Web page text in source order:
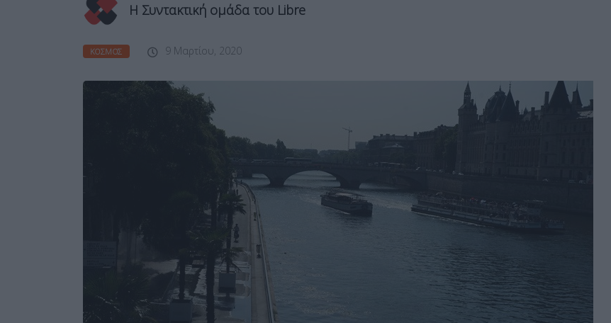
Η Συντακτική ομάδα του Libre
ΚΌΣΜΟΣ 9 Μαρτίου, 2020